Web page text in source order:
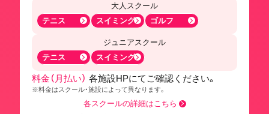
大人スクール
テニス
スイミング ゴルフ
ジュニアスクール
テニス
スイミング
料金（月払い） 各施設HPにてご確認ください。
※料金はスクール・施設によって異なります。
各スクールの詳細はこちら